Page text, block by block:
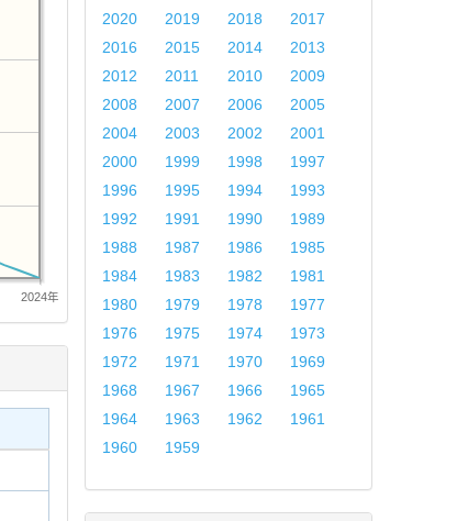
2024年
2020
2019 2018
2017
2016
2015 2014
2013
2012
2011 2010
2009
2008
2007 2006
2005
2004
2003 2002
2001
2000
1999 1998
1997
1996
1995 1994
1993
1992
1991 1990
1989
1988
1987 1986
1985
1984
1983 1982
1981
1980
1979 1978
1977
1976
1975 1974
1973
1972
1971 1970
1969
1968
1967 1966
1965
1964
1963 1962
1961
1960
1959